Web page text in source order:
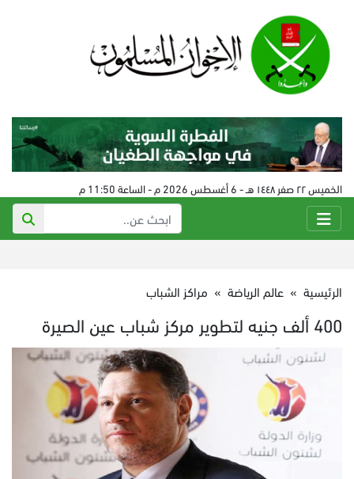
الخميس ٢٢ صفر ١٤٤٨ هـ - 6 أغسطس 2026 م - الساعة 11:50 م
الرئيسية » عالم الرياضة » مراكز الشباب
400 ألف جنيه لتطوير مركز شباب عين الصيرة